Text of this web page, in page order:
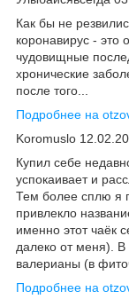
Как бы не
коронавирус -
чудовищные
хронические
после того...
Подробнее на
Koromuslo
Купил себе
успокаивает и
Тем более сплю я
привлекло
именно этот чаёк
далеко от меня). В
валерианы (в
Подробнее на